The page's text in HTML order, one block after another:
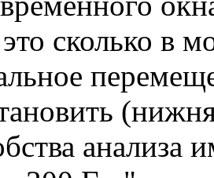
сколько в
анализа